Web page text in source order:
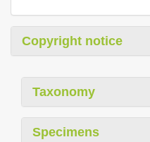
Copyright notice
Taxonomy
Specimens